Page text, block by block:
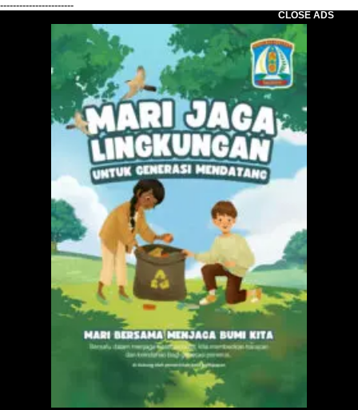
-----------------------
CLOSE ADS